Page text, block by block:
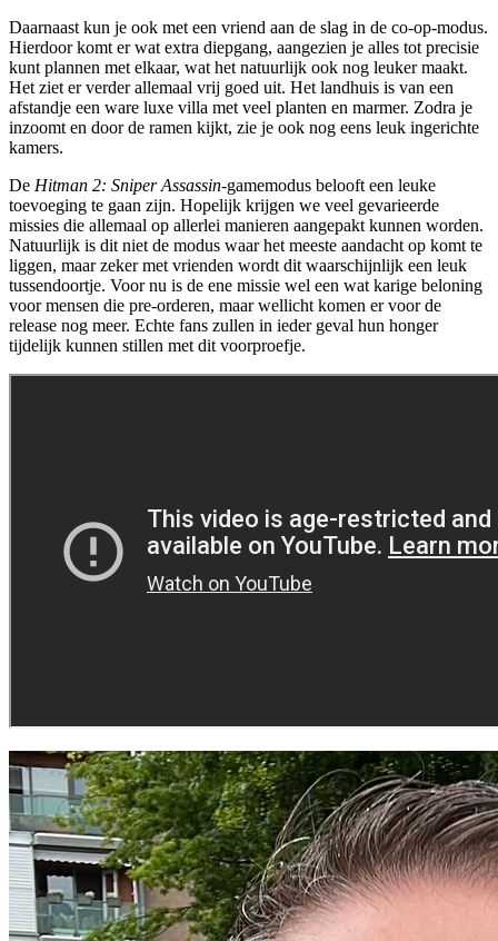
Daarnaast kun je ook met een vriend aan de slag in de co-op-modus.
Hierdoor komt er wat extra diepgang, aangezien je alles tot precisie
kunt plannen met elkaar, wat het natuurlijk ook nog leuker maakt.
Het ziet er verder allemaal vrij goed uit. Het landhuis is van een
afstandje een ware luxe villa met veel planten en marmer. Zodra je
inzoomt en door de ramen kijkt, zie je ook nog eens leuk ingerichte
kamers.
De Hitman 2: Sniper Assassin-gamemodus belooft een leuke
toevoeging te gaan zijn. Hopelijk krijgen we veel gevarieerde
missies die allemaal op allerlei manieren aangepakt kunnen worden.
Natuurlijk is dit niet de modus waar het meeste aandacht op komt te
liggen, maar zeker met vrienden wordt dit waarschijnlijk een leuk
tussendoortje. Voor nu is de ene missie wel een wat karige beloning
voor mensen die pre-orderen, maar wellicht komen er voor de
release nog meer. Echte fans zullen in ieder geval hun honger
tijdelijk kunnen stillen met dit voorproefje.